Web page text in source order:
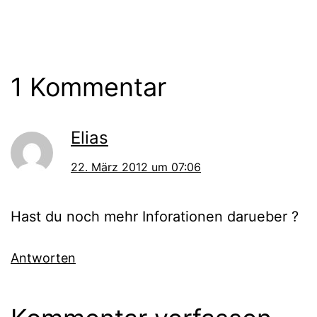
1 Kommentar
Elias
22. März 2012 um 07:06
Hast du noch mehr Inforationen darueber ?
Antworten